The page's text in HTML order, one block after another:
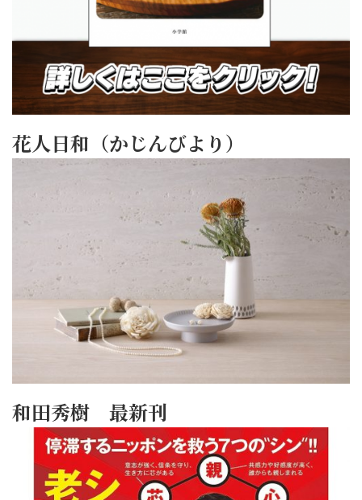
花人日和（かじんびより）
和田秀樹 最新刊